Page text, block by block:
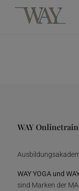
WAY
WAY YOGA und
sind Marken der